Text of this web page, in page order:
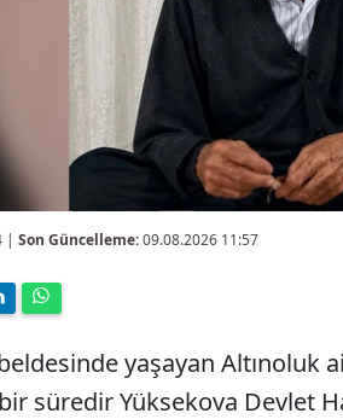
| Son Güncelleme:09.08.2026 11:57
yaşayan Altınoluk
süredir Yüksekova Devlet